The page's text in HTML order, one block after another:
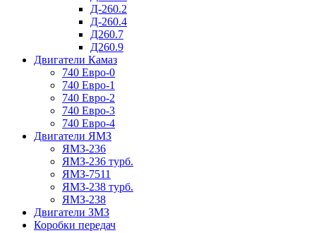
Д-260.2
Д-260.4
Д260.7
Д260.9
Двигатели Камаз
740 Евро-0
740 Евро-1
740 Евро-2
740 Евро-3
740 Евро-4
Двигатели ЯМЗ
ЯМЗ-236
ЯМЗ-236 турб.
ЯМЗ-7511
ЯМЗ-238 турб.
ЯМЗ-238
Двигатели ЗМЗ
Коробки передач